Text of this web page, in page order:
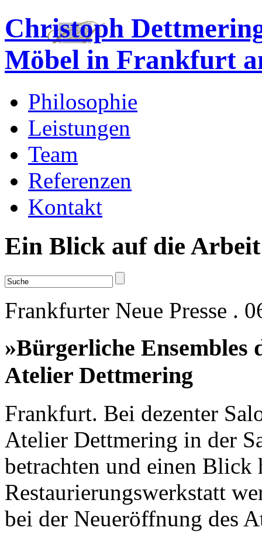
Christoph
Möbel in Frankfurt
Philosophie
Leistungen
Team
Referenzen
Kontakt
Ein Blick auf die
Frankfurter Neue Presse .
»Bürgerliche Ensembles
Atelier Dettmering
Frankfurt. Bei dezenter
Atelier Dettmering in der
betrachten und einen
Restaurierungswerkstatt
bei der Neueröffnung des